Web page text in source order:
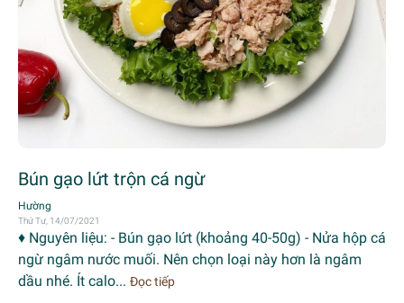
Bún gạo lứt trộn cá ngừ
Hường
Thứ Tư, 14/07/2021
♦️ Nguyên liệu: - Bún gạo lứt (khoảng 40-50g) - Nửa hộp cá
ngừ ngâm nước muối. Nên chọn loại này hơn là ngâm
dầu nhé. Ít calo... Đọc tiếp